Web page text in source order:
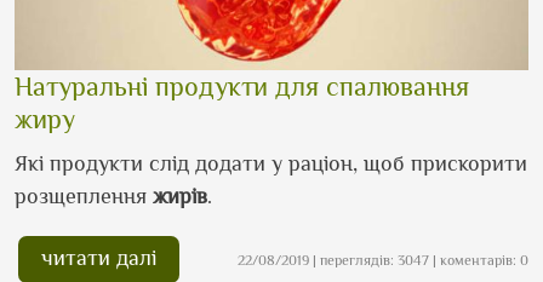
Натуральні продукти для спалювання
жиру
Які продукти слід додати у раціон, щоб прискорити
розщеплення жирів.
читати далі 22/08/2019 | переглядів: 3047 | коментарів: 0